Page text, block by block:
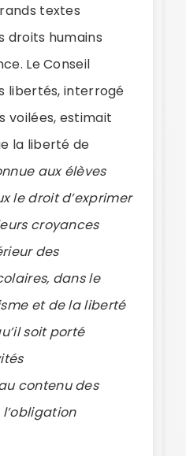
textes
droits humains
Le Conseil
libertés, interrogé
voilées, estimait
la liberté de
aux élèves
le droit d’exprimer
croyances
des
dans le
et de la liberté
soit porté
contenu des